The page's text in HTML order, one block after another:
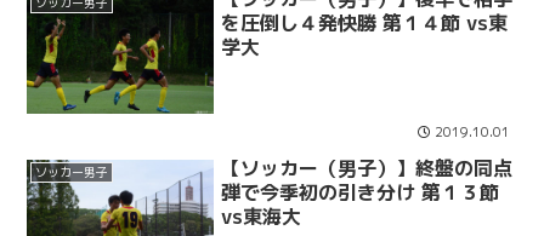
を圧倒し４発快勝 第１４節 vs東
学大
2019.10.01
ソッカー男子
【ソッカー（男子）】終盤の同点
弾で今季初の引き分け 第１３節
vs東海大